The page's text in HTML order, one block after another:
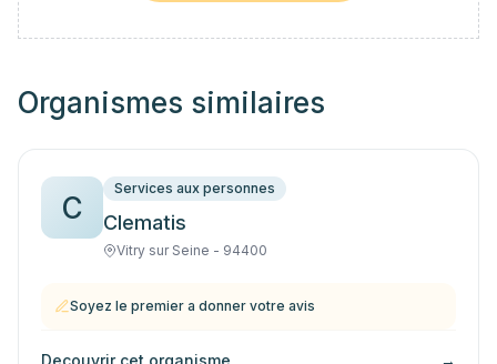
Organismes similaires
C
Services aux personnes
Clematis
Vitry sur Seine - 94400
Soyez le premier a donner votre avis
Decouvrir cet organisme →